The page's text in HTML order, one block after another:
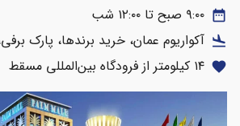
date_range ۹:۰۰ صبح تا ۱۲:۰۰ شب
flight_land آکواریوم عمان، خرید برندها، پارک
favorite ۱۴ کیلومتر از فرودگاه بین‌المللی مسقط